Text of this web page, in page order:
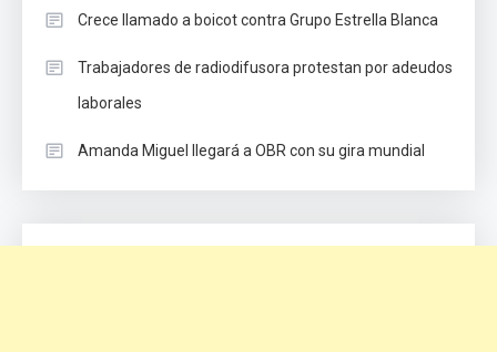
Crece llamado a boicot contra Grupo Estrella Blanca
Trabajadores de radiodifusora protestan por adeudos
laborales
Amanda Miguel llegará a OBR con su gira mundial